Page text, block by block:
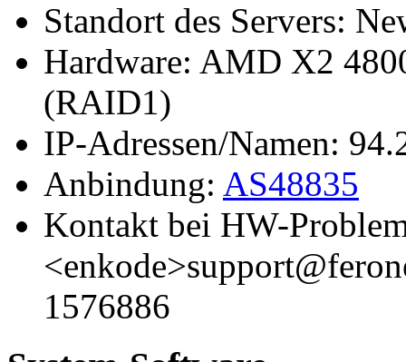
Standort des Servers:
Hardware: AMD X2
(RAID1)
IP-Adressen/Namen:
Anbindung: AS48835
Kontakt bei HW-
1576886